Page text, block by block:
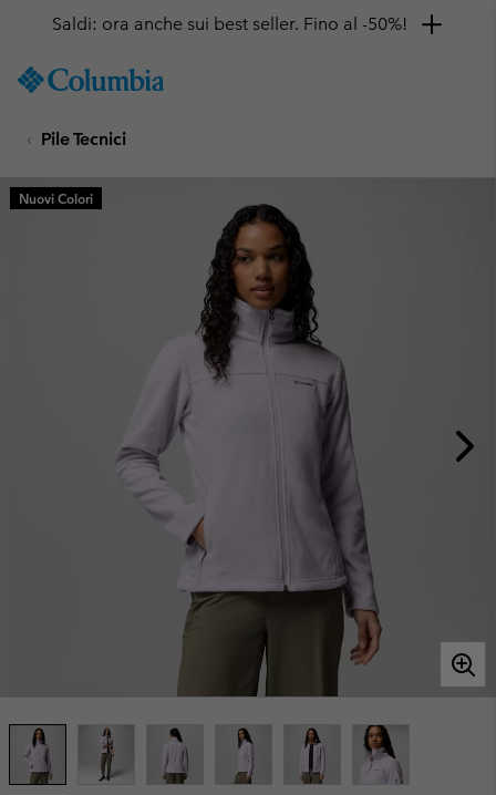
TO
SKIP
MAIN
NAV
Saldi: ora anche sui best seller. Fino al -50%!
Pile Tecnici
Nuovi Colori